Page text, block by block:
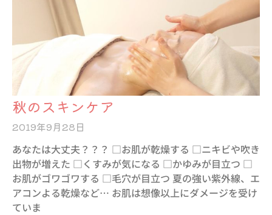
秋のスキンケア
2019年9月28日
あなたは大丈夫？？？ □お肌が乾燥する □ニキビや吹き
出物が増えた □くすみが気になる □かゆみが目立つ □
お肌がゴワゴワする □毛穴が目立つ 夏の強い紫外線、エ
アコンよる乾燥など… お肌は想像以上にダメージを受け
ていま